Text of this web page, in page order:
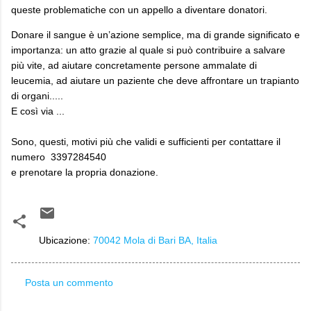
queste problematiche con un appello a diventare donatori.
Donare il sangue è un’azione semplice, ma di grande significato e
importanza: un atto grazie al quale si può contribuire a salvare
più vite, ad aiutare concretamente persone ammalate di
leucemia, ad aiutare un paziente che deve affrontare un trapianto
di organi.....
E così via ...
Sono, questi, motivi più che validi e sufficienti per contattare il
numero 3397284540
e prenotare la propria donazione.
Ubicazione: 70042 Mola di Bari BA, Italia
Posta un commento